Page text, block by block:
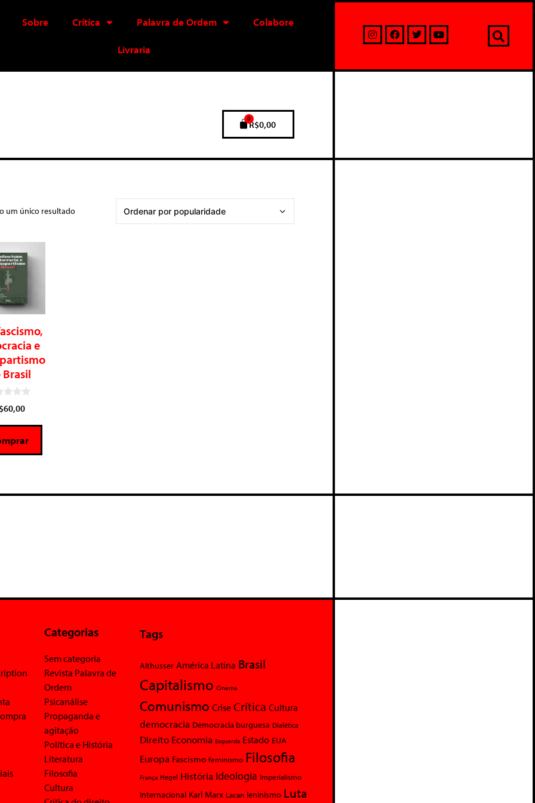
Sobre Crítica Palavra de Ordem Colabore
Livraria
R$0,00
0
um único resultado
e
Brasil
60,00
Categorias
Sem categoria
Revista Palavra de
Ordem
Psicanálise
Propaganda e
agitação
Política e História
Literatura
Filosofia
Cultura
Tags
Althusser América Latina Brasil
Capitalismo Cinema
Comunismo Crise Crítica Cultura
democracia Democracia burguesa Dialética
Direito Economia Esquerda Estado EUA
Europa Fascismo feminismo Filosofia
França Hegel História Ideologia Imperialismo
Internacional Karl Marx Lacan leninismo Luta